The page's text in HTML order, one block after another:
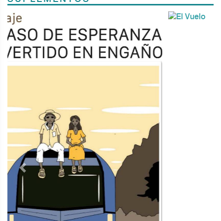
Next
TODOS LOS SUPLEMENTOS
Contacto Directorio Aviso de privacidad